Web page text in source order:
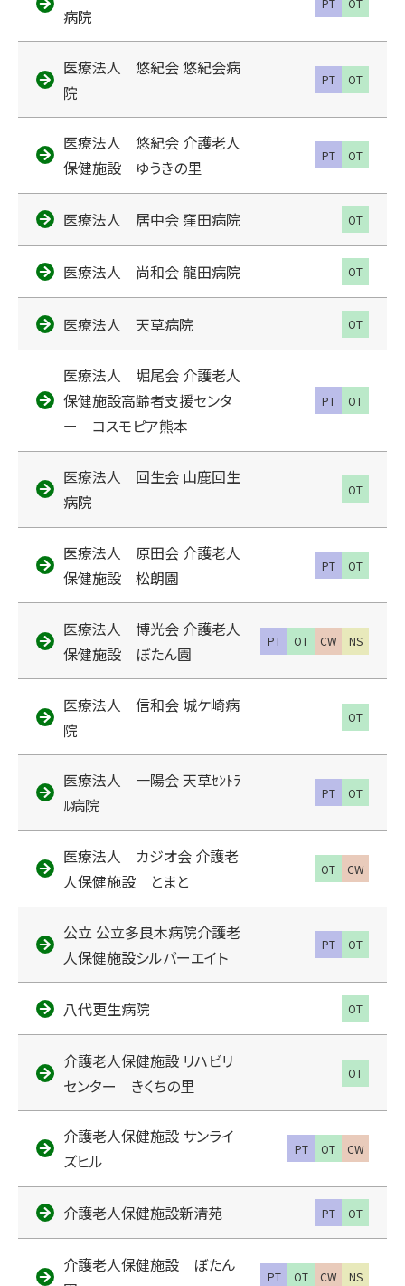
病院
PT OT
医療法人 悠紀会 悠紀会病
院
PT OT
医療法人 悠紀会 介護老人
保健施設 ゆうきの里
PT OT
医療法人 居中会 窪田病院 OT
医療法人 尚和会 龍田病院 OT
医療法人 天草病院 OT
医療法人 堀尾会 介護老人
保健施設高齢者支援センタ
ー コスモピア熊本
PT OT
医療法人 回生会 山鹿回生
病院
OT
医療法人 原田会 介護老人
保健施設 松朗園
PT OT
医療法人 博光会 介護老人
保健施設 ぼたん園
PT OT CW NS
医療法人 信和会 城ケ崎病
院
OT
医療法人 一陽会 天草ｾﾝﾄﾗ
ﾙ病院
PT OT
医療法人 カジオ会 介護老
人保健施設 とまと
OT CW
公立 公立多良木病院介護老
人保健施設シルバーエイト
PT OT
八代更生病院 OT
介護老人保健施設 リハビリ
センター きくちの里
OT
介護老人保健施設 サンライ
ズヒル
PT OT CW
介護老人保健施設新清苑 PT OT
介護老人保健施設 ぼたん
PT OT CW NS